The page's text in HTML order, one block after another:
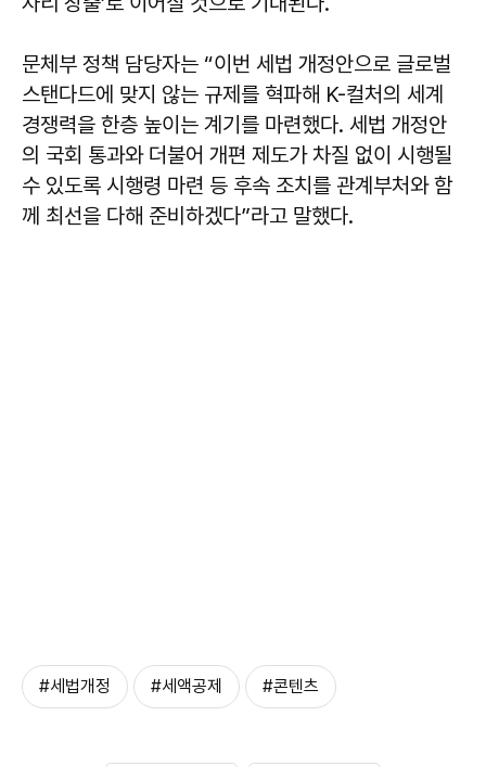
문체부 정책 담당자는 “이번 세법 개정안으로 글로벌
스탠다드에 맞지 않는 규제를 혁파해 K-컬처의 세계
경쟁력을 한층 높이는 계기를 마련했다. 세법 개정안
의 국회 통과와 더불어 개편 제도가 차질 없이 시행될
수 있도록 시행령 마련 등 후속 조치를 관계부처와 함
께 최선을 다해 준비하겠다”라고 말했다.
#세법개정 #세액공제 #콘텐츠